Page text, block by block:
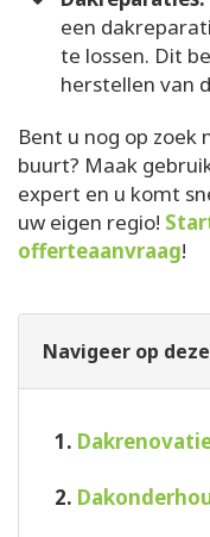
een
te lossen. Dit
herstellen van
Bent u nog op zoek
buurt? Maak
expert en u komt
uw eigen regio!
offerteaanvraag!
Navigeer op
1.
2.